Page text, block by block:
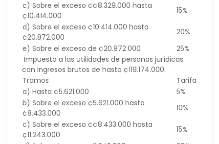
c) Sobre el exceso ¢¢8.329.000 hasta
¢10.414.000
15%
d) Sobre el exceso ¢10.414.000 hasta
¢20.872.000
20%
e) Sobre el exceso de ¢20.872.000
25%
Impuesto a las utilidades de personas jurídicas
con ingresos brutos de hasta ¢119.174.000:
Tramos
Tarifa
a) Hasta ¢5.621.000
5%
b) Sobre el exceso ¢5.621.000 hasta
¢8.433.000
10%
c) Sobre el exceso ¢¢8.433.000 hasta
¢11.243.000
15%